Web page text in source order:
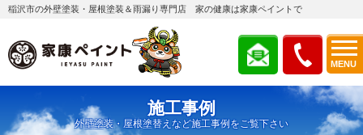
MENU
稲沢市の外壁塗装・屋根塗装＆雨漏り専門店 家の健康は家康ペイントで
施工事例
外壁塗装・屋根塗替えなど施工事例をご覧下さい